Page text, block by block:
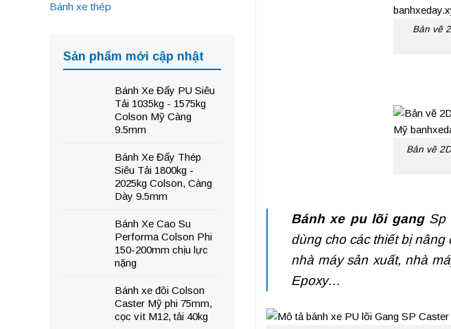
Bánh xe thép
Sản phẩm mới cập nhật
Bánh Xe Đẩy PU Siêu
Tải 1035kg - 1575kg
Colson Mỹ Càng
9.5mm
Bánh Xe Đẩy Thép
Siêu Tải 1800kg -
2025kg Colson, Càng
Dày 9.5mm
Bánh Xe Cao Su
Performa Colson Phi
150-200mm chịu lực
nặng
Bánh xe đôi Colson
Caster Mỹ phi 75mm,
cọc vít M12, tải 40kg
Bản vẽ
Bản vẽ
Bánh xe pu lõi gangSp
dùng cho các thiết bị nâng
nhà máy sản xuất, nhà
Epoxy…